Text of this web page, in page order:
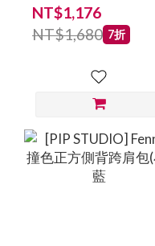
NT$1,176
NT$1,680 7折